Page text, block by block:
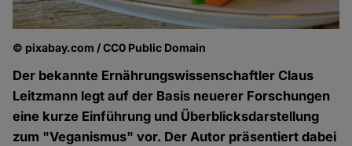
© pixabay.com / CC0 Public Domain
Der bekannte Ernährungswissenschaftler Claus
Leitzmann legt auf der Basis neuerer Forschungen
eine kurze Einführung und Überblicksdarstellung
zum "Veganismus" vor. Der Autor präsentiert dabei